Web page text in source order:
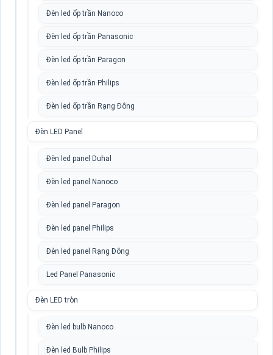
Đèn led ốp trần Nanoco
Đèn led ốp trần Panasonic
Đèn led ốp trần Paragon
Đèn led ốp trần Philips
Đèn led ốp trần Rạng Đông
Đèn LED Panel
Đèn led panel Duhal
Đèn led panel Nanoco
Đèn led panel Paragon
Đèn led panel Philips
Đèn led panel Rạng Đông
Led Panel Panasonic
Đèn LED tròn
Đèn led bulb Nanoco
Đèn led Bulb Philips